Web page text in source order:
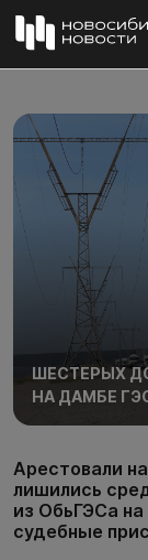
ШЕСТЕРЫХ
НА ДАМБЕ
Арестовали
лишились
из ОбьГЭСа
судебные